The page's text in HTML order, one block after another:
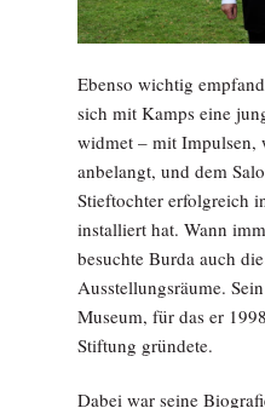
Ebenso wichtig
sich mit Kamps eine
widmet – mit Impulsen,
anbelangt, und dem
Stieftochter erfolgreich
installiert hat. Wann
besuchte Burda auch
Ausstellungsräume.
Museum, für das er
Stiftung gründete.
Dabei war seine